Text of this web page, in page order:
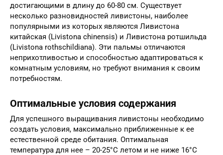
достигающими в длину до 60-80 см. Существует
несколько разновидностей ливистоны, наиболее
популярными из которых являются Ливистона
китайская (Livistona chinensis) и Ливистона ротшильда
(Livistona rothschildiana). Эти пальмы отличаются
неприхотливостью и способностью адаптироваться к
комнатным условиям, но требуют внимания к своим
потребностям.
Оптимальные условия содержания
Для успешного выращивания ливистоны необходимо
создать условия, максимально приближенные к ее
естественной среде обитания. Оптимальная
температура для нее – 20-25°C летом и не ниже 16°C